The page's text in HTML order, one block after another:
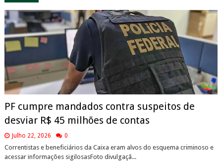
PF cumpre mandados contra suspeitos de
desviar R$ 45 milhões de contas
Julho 22, 2026 0
Correntistas e beneficiários da Caixa eram alvos do esquema criminoso e
acessar informações sigilosasFoto divulgaçã...